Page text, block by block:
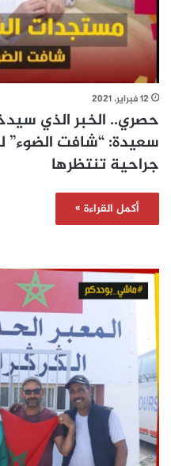
12 فبراير، 2021
حصري.. الخبر الذي
سعيدة: “شافت الضوء”
جراحية تنتظرها
أكمل القراءة »